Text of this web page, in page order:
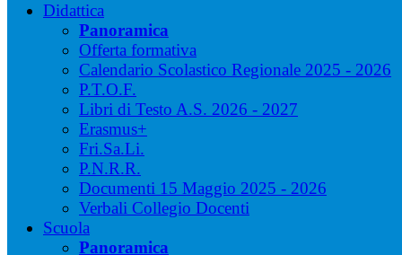
Didattica
Panoramica
Offerta formativa
Calendario Scolastico Regionale 2025 - 2026
P.T.O.F.
Libri di Testo A.S. 2026 - 2027
Erasmus+
Fri.Sa.Li.
P.N.R.R.
Documenti 15 Maggio 2025 - 2026
Verbali Collegio Docenti
Scuola
Panoramica